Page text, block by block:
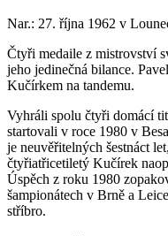
Nar.: 27. října 1962 v
Čtyři medaile z mistrovství
jeho jedinečná bilance.
Kučírkem na tandemu.
Vyhráli spolu čtyři domácí
startovali v roce 1980 v
je neuvěřitelných šestnáct
čtyřiatřicetiletý Kučírek
Úspěch z roku 1980
šampionátech v Brně a
stříbro.